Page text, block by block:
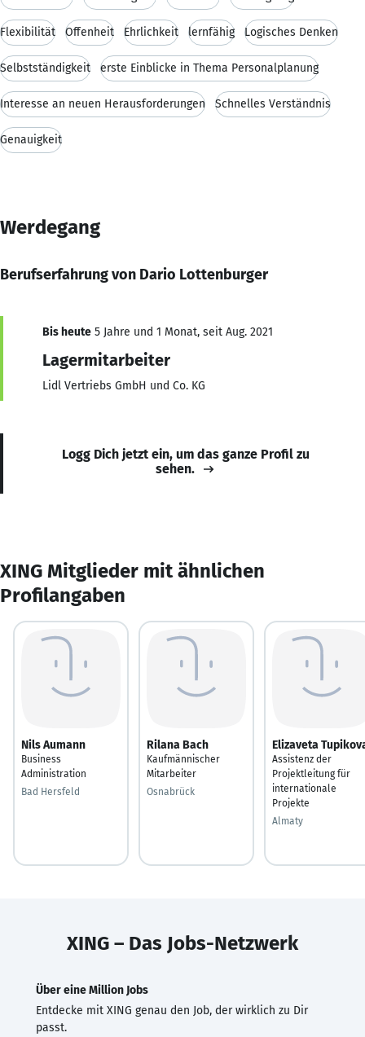
Flexibilität Offenheit Ehrlichkeit lernfähig Logisches Denken
Selbstständigkeit erste Einblicke in Thema Personalplanung
Interesse an neuen Herausforderungen Schnelles Verständnis
Genauigkeit
Werdegang
Berufserfahrung von Dario Lottenburger
Bis heute 5 Jahre und 1 Monat, seit Aug. 2021
Lagermitarbeiter
Lidl Vertriebs GmbH und Co. KG
Logg Dich jetzt ein, um das ganze Profil zu
sehen.
XING Mitglieder mit ähnlichen
Profilangaben
Nils Aumann
Business
Administration
Bad Hersfeld
Rilana Bach
Kaufmännischer
Mitarbeiter
Osnabrück
Elizaveta
Assistenz der
Projektleitung für
internationale
Projekte
Almaty
XING – Das Jobs-Netzwerk
Über eine Million Jobs
Entdecke mit XING genau den Job, der wirklich zu Dir
passt.